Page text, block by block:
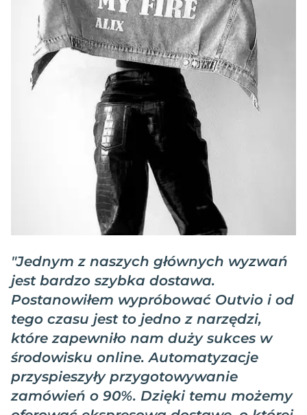
"Jednym z naszych głównych wyzwań
jest bardzo szybka dostawa.
Postanowiłem wypróbować Outvio i od
tego czasu jest to jedno z narzędzi,
które zapewniło nam duży sukces w
środowisku online. Automatyzacje
przyspieszyły przygotowywanie
zamówień o 90%. Dzięki temu możemy